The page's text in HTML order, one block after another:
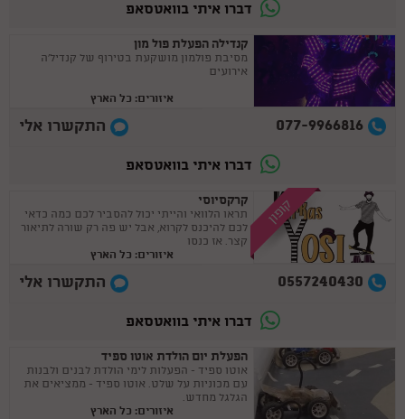
דברו איתי בוואטסאפ
קנדילה הפעלת פול מון
מסיבת פולמון מושקעת בטירוף של קנדיל'ה
אירועים
איזורים: כל הארץ
077-9966816 התקשרו אלי
דברו איתי בוואטסאפ
קופון קרקסיוסי
תראו הלוואי והייתי יכול להסביר לכם כמה כדאי
לכם להיכנס לקרוא, אבל יש פה רק שורה לתיאור
קצר. אז כנסו
איזורים: כל הארץ
0557240430 התקשרו אלי
דברו איתי בוואטסאפ
הפעלת יום הולדת אוטו ספיד
אוטו ספיד - הפעלות לימי הולדת לבנים ולבנות
עם מכוניות על שלט. אוטו ספיד - ממציאים את
הגלגל מחדש.
איזורים: כל הארץ